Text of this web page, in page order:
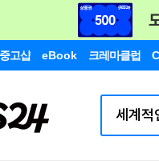
중고샵 eBook 크레마클럽